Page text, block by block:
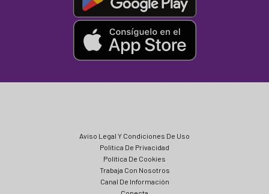
Aviso Legal Y Condiciones De Uso
Política De Privacidad
Política De Cookies
Trabaja Con Nosotros
Canal De Información